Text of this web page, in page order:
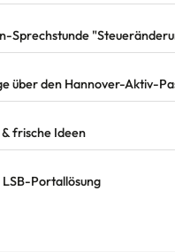
Sprechstunde
über den Hannover-Aktiv-
frische Ideen
Portallösung